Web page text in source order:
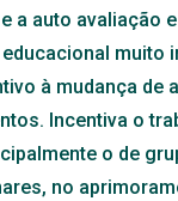
a auto avaliação
muito
à mudança de
Incentiva o
o de
no